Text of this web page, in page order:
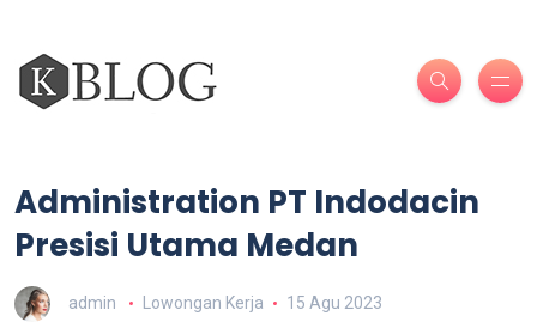
Administration PT Indodacin
Presisi Utama Medan
admin Lowongan Kerja 15 Agu 2023